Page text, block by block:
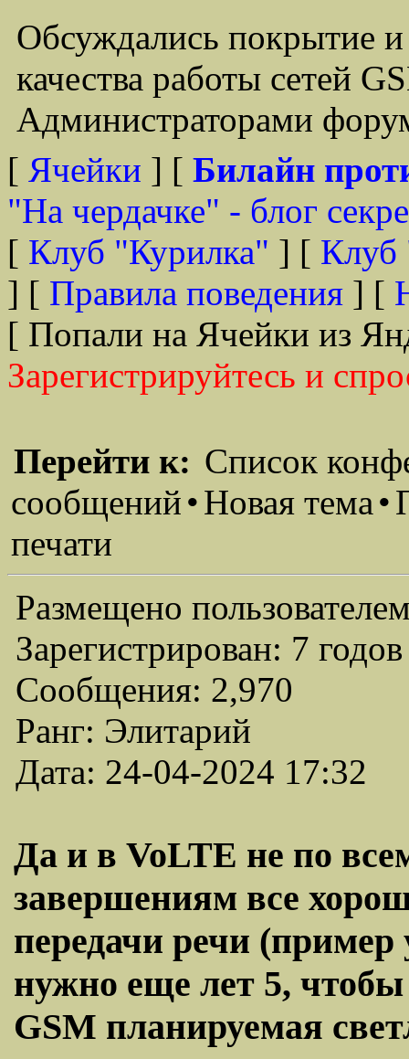
Обсуждались покрытие и
качества работы сетей
Администраторами
[ Ячейки ] [ Билайн
"На чердачке" - блог
[ Клуб "Курилка" ] [ Клуб
] [ Правила поведения ] [
[ Попали на Ячейки из
Зарегистрируйтесь и
Перейти к: Список
сообщений•Новая тема•
печати
Размещено
Зарегистрирован: 7
Сообщения: 2,970
Ранг: Элитарий
Дата: 24-04-2024 17:32
Да и в VoLTE не по
завершениям все
передачи речи
нужно еще лет 5,
GSM планируемая